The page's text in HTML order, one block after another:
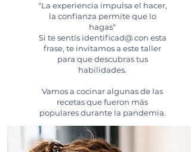
"La experiencia impulsa el hacer,
la confianza permite que lo
hagas"
Si te sentís identificad@ con esta
frase, te invitamos a este taller
para que descubras tus
habilidades.
Vamos a cocinar algunas de las
recetas que fueron más
populares durante la pandemia.